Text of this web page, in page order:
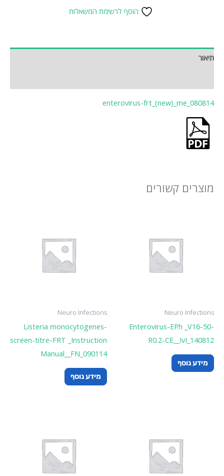
הוסף לרשימת המשאלות
תיאור
enterovirus-frt_(new)_me_080814
מוצרים קשורים
Neuro Infections
Enterovirus-EPh _V16-50-
R0.2-CE__IvI_140812
מידע נוסף
Neuro Infections
Listeria monocytogenes-
screen-titre-FRT _Instruction
Manual__FN_090114
מידע נוסף